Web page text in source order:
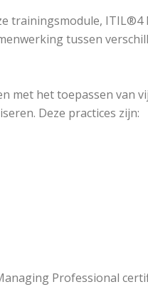
trainingsmodule,
tussen
met het toepassen van
Deze practices zijn:
Professional